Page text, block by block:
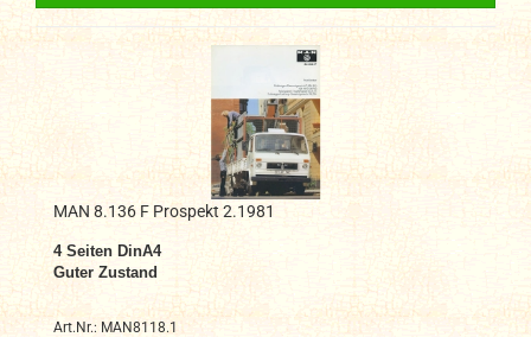
MAN 8.136 F Prospekt 2.1981
4 Seiten DinA4
Guter Zustand
Art.Nr.: MAN8118.1